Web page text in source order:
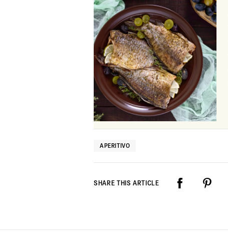
APERITIVO
SHARE THIS ARTICLE